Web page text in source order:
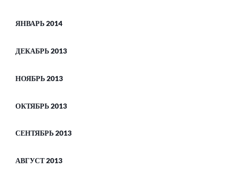
ЯНВАРЬ 2014
ДЕКАБРЬ 2013
НОЯБРЬ 2013
ОКТЯБРЬ 2013
СЕНТЯБРЬ 2013
АВГУСТ 2013